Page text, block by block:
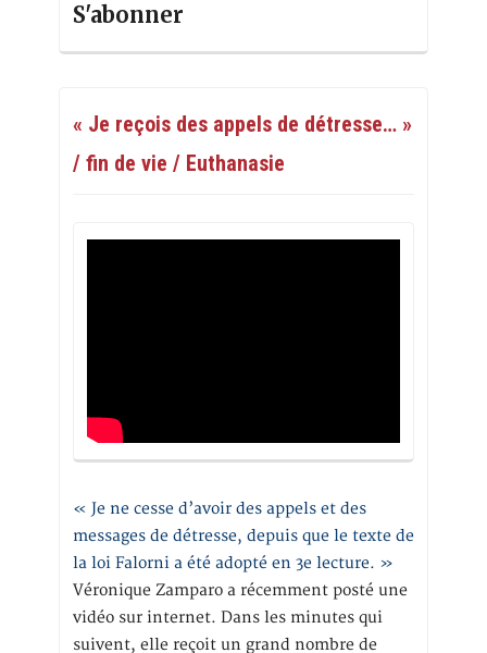
S'abonner
« Je reçois des appels de détresse… »
/ fin de vie / Euthanasie
« Je ne cesse d’avoir des appels et des
messages de détresse, depuis que le texte de
la loi Falorni a été adopté en 3e lecture. »
Véronique Zamparo a récemment posté une
vidéo sur internet. Dans les minutes qui
suivent, elle reçoit un grand nombre de